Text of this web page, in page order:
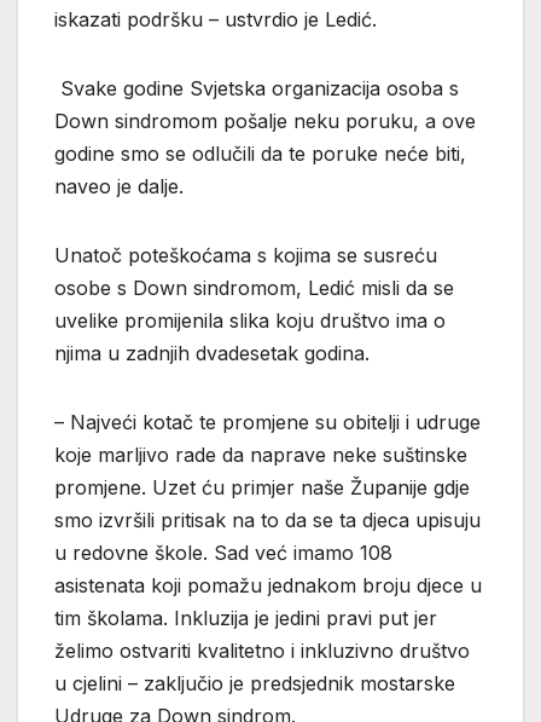
iskazati podršku – ustvrdio je Ledić.
Svake godine Svjetska organizacija osoba s
Down sindromom pošalje neku poruku, a ove
godine smo se odlučili da te poruke neće biti,
naveo je dalje.
Unatoč poteškoćama s kojima se susreću
osobe s Down sindromom, Ledić misli da se
uvelike promijenila slika koju društvo ima o
njima u zadnjih dvadesetak godina.
– Najveći kotač te promjene su obitelji i udruge
koje marljivo rade da naprave neke suštinske
promjene. Uzet ću primjer naše Županije gdje
smo izvršili pritisak na to da se ta djeca upisuju
u redovne škole. Sad već imamo 108
asistenata koji pomažu jednakom broju djece u
tim školama. Inkluzija je jedini pravi put jer
želimo ostvariti kvalitetno i inkluzivno društvo
u cjelini – zaključio je predsjednik mostarske
Udruge za Down sindrom.